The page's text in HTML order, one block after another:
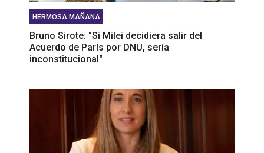
HERMOSA MAÑANA
Bruno Sirote: "Si Milei decidiera salir del
Acuerdo de París por DNU, sería
inconstitucional"